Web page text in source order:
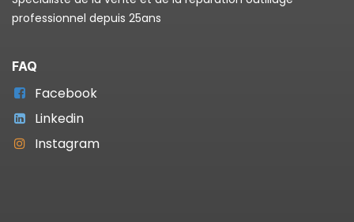
professionnel depuis 25ans
FAQ
Facebook
Linkedin
Instagram